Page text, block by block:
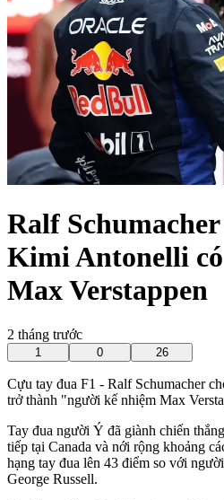
Ralf
Kimi Antonelli
Max Verstappen
2 tháng trước
1 0 26
Cựu tay đua F1 - Ralf Schumacher
trở thành "người kế nhiệm Max
Tay đua người Ý đã giành chiến
tiếp tại Canada và nới rộng khoảng
hạng tay đua lên 43 điểm so với
George Russell.